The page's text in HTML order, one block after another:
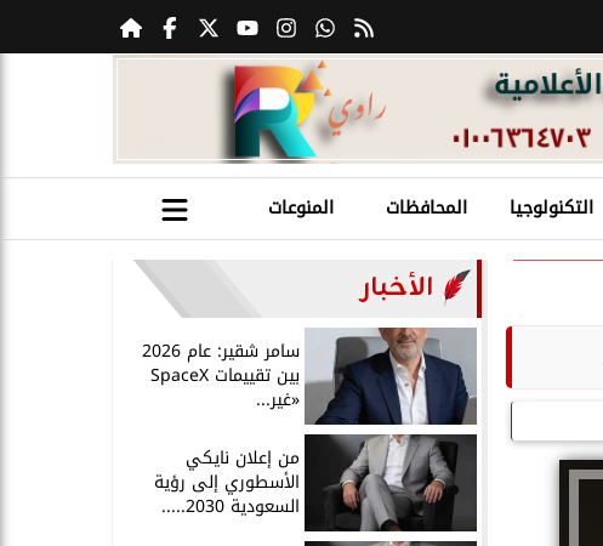
التكنولوجيا المحافظات المنوعات
الأخبار
سامر شقير: عام 2026
بين تقييمات SpaceX
«غير...
من إعلان نايكي
الأسطوري إلى رؤية
السعودية 2030.....